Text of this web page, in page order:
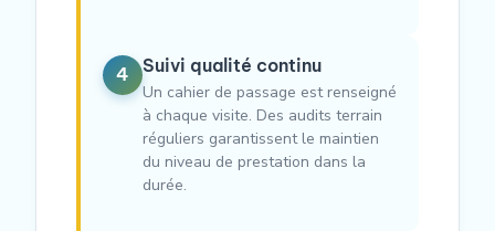
4 Suivi qualité continu
Un cahier de passage est renseigné
à chaque visite. Des audits terrain
réguliers garantissent le maintien
du niveau de prestation dans la
durée.